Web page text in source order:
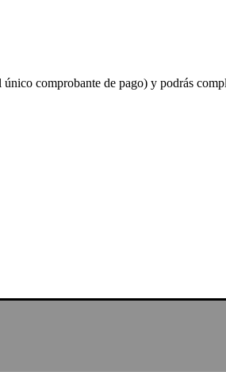
comprobante de pago) y podrás